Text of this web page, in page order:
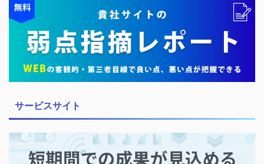
サービスサイト